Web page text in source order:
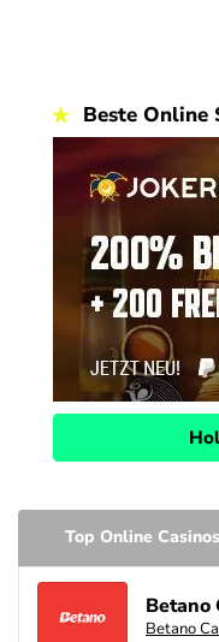
Beste Online
Top Online Casinos
Betano
Betano